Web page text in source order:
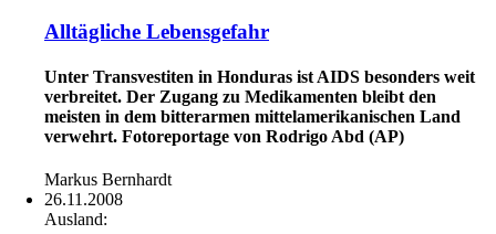
Alltägliche Lebensgefahr
Unter Transvestiten in Honduras ist AIDS besonders weit
verbreitet. Der Zugang zu Medikamenten bleibt den
meisten in dem bitterarmen mittelamerikanischen Land
verwehrt. Fotoreportage von Rodrigo Abd (AP)
Markus Bernhardt
26.11.2008
Ausland: